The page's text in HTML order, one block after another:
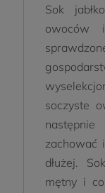
Sok
owoców
soczyste
zachować
dłużej.
mętny i